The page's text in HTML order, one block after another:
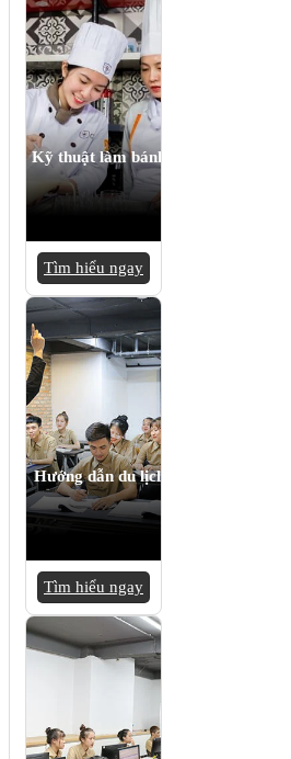
Kỹ thuật làm bánh
Tìm hiểu ngay
Hướng dẫn du lịch
Tìm hiểu ngay